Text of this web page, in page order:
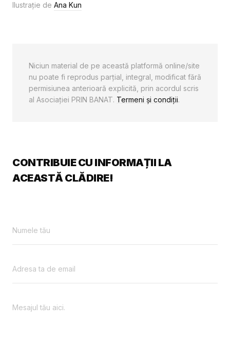
Ilustrație de Ana Kun
Niciun material de pe această platformă online/site
nu poate fi reprodus parţial, integral, modificat fără
permisiunea anterioară explicită, prin acordul scris
al Asociaţiei PRIN BANAT. Termeni și condiții.
CONTRIBUIE CU INFORMAȚII LA
ACEASTĂ CLĂDIRE!